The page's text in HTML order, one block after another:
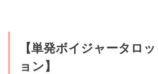
【単発ボイジャータロ
ョン】